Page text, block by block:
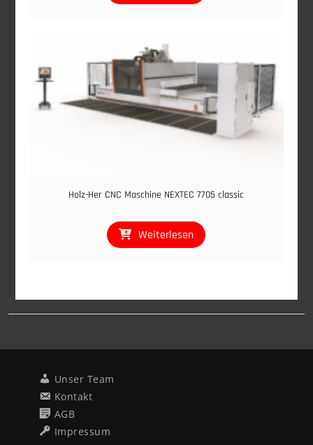
Holz-Her CNC Maschine NEXTEC 7705 classic
Weiterlesen
Unser Team
Kontakt
AGB
Impressum